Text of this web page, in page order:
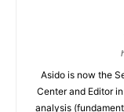
Asido is now the
Center and Editor
analysis